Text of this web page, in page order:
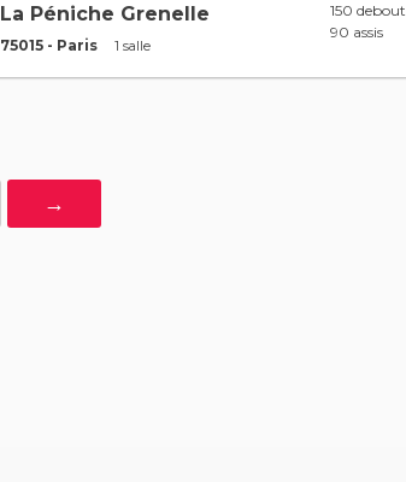
La Péniche Grenelle
75015 - Paris 1 salle
150 debout
90 assis
→